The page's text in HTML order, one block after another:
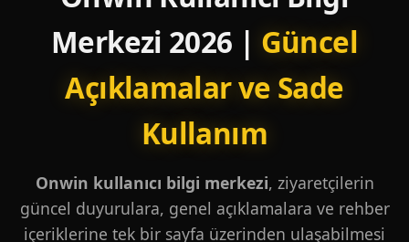
Merkezi 2026 | Güncel
Açıklamalar ve Sade
Kullanım
Onwin kullanıcı bilgi merkezi, ziyaretçilerin
güncel duyurulara, genel açıklamalara ve rehber
içeriklerine tek bir sayfa üzerinden ulaşabilmesi